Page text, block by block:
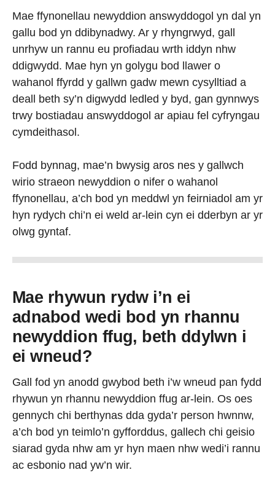
Mae ffynonellau newyddion answyddogol yn dal yn
gallu bod yn ddibynadwy. Ar y rhyngrwyd, gall
unrhyw un rannu eu profiadau wrth iddyn nhw
ddigwydd. Mae hyn yn golygu bod llawer o
wahanol ffyrdd y gallwn gadw mewn cysylltiad a
deall beth sy’n digwydd ledled y byd, gan gynnwys
trwy bostiadau answyddogol ar apiau fel cyfryngau
cymdeithasol.
Fodd bynnag, mae’n bwysig aros nes y gallwch
wirio straeon newyddion o nifer o wahanol
ffynonellau, a’ch bod yn meddwl yn feirniadol am yr
hyn rydych chi’n ei weld ar-lein cyn ei dderbyn ar yr
olwg gyntaf.
Mae rhywun rydw i’n ei
adnabod wedi bod yn rhannu
newyddion ffug, beth ddylwn i
ei wneud?
Gall fod yn anodd gwybod beth i’w wneud pan fydd
rhywun yn rhannu newyddion ffug ar-lein. Os oes
gennych chi berthynas dda gyda’r person hwnnw,
a’ch bod yn teimlo’n gyfforddus, gallech chi geisio
siarad gyda nhw am yr hyn maen nhw wedi’i rannu
ac esbonio nad yw’n wir.